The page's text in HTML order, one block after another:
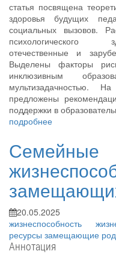
статья посвящена
здоровья будущих
социальных вызовов.
психологического
отечественные и
Выделены факторы
инклюзивным
мультизадачностью.
предложены
поддержки в
подробнее
20.05.2025
жизнеспособность
ресурсы замещающие
Аннотация